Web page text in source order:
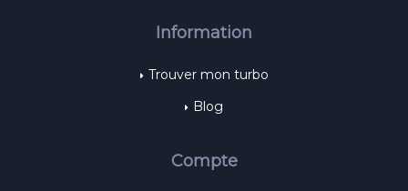
Information
Trouver mon turbo
Blog
Compte